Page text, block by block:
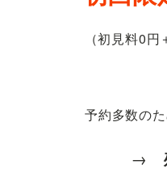
（初見料0円
予約多数の
→